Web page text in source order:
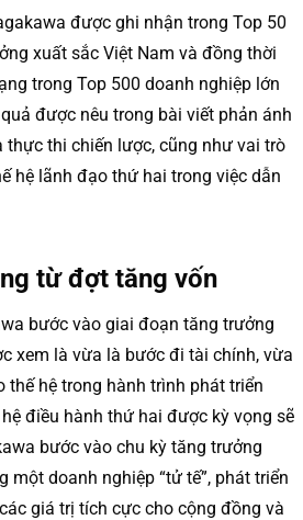
được ghi nhận trong Top 50
xuất sắc Việt Nam và đồng thời
trong Top 500 doanh nghiệp lớn
được nêu trong bài viết phản ánh
thực thi chiến lược, cũng như vai trò
hệ lãnh đạo thứ hai trong việc dẫn
từ đợt tăng vốn
bước vào giai đoạn tăng trưởng
xem là vừa là bước đi tài chính, vừa
thế hệ trong hành trình phát triển
điều hành thứ hai được kỳ vọng sẽ
bước vào chu kỳ tăng trưởng
một doanh nghiệp “tử tế”, phát triển
giá trị tích cực cho cộng đồng và